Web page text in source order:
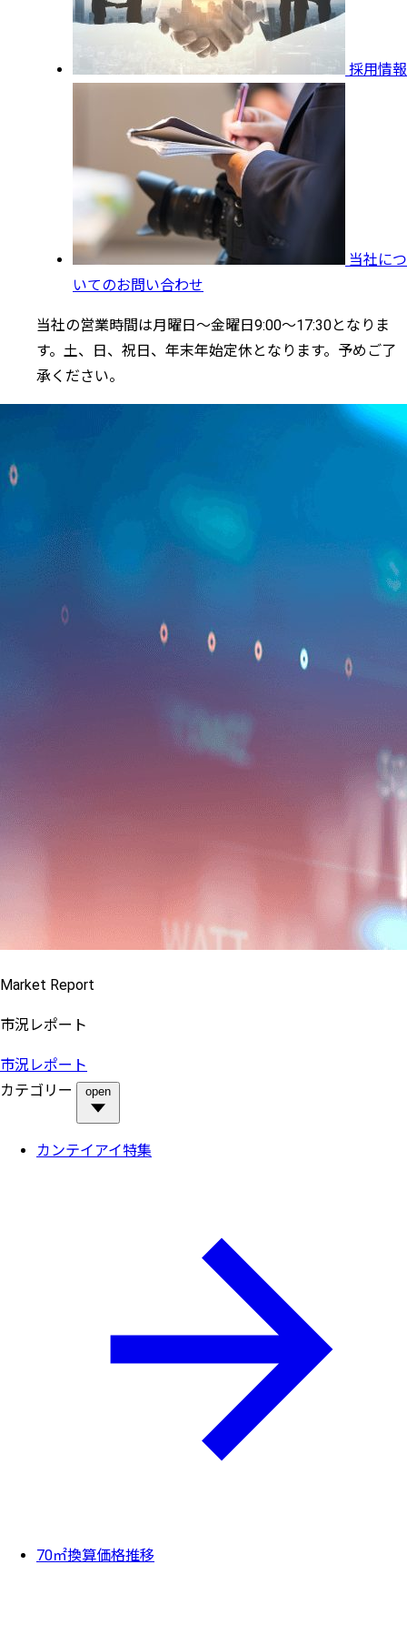
採用情報
当社につ
いてのお問い合わせ
当社の営業時間は月曜日～金曜日9:00～17:30となりま
す。土、日、祝日、年末年始定休となります。予めご了
承ください。
Market Report
市況レポート
市況レポート
カテゴリー
open
カンテイアイ特集
70㎡換算価格推移